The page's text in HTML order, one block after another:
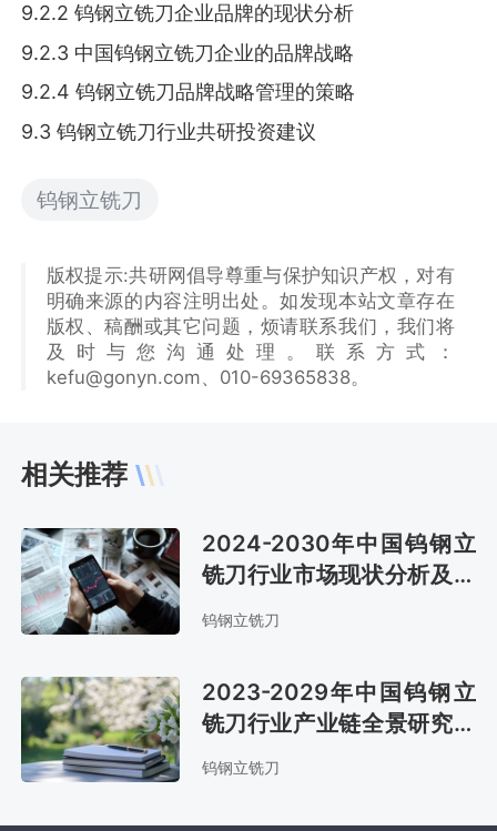
9.2.2 钨钢立铣刀企业品牌的现状分析
9.2.3 中国钨钢立铣刀企业的品牌战略
9.2.4 钨钢立铣刀品牌战略管理的策略
9.3 钨钢立铣刀行业共研投资建议
钨钢立铣刀
版权提示:共研网倡导尊重与保护知识产权，对有
明确来源的内容注明出处。如发现本站文章存在
版权、稿酬或其它问题，烦请联系我们，我们将
及时与您沟通处理。联系方式：
kefu@gonyn.com、010-69365838。
相关推荐
2024-2030年中国钨钢立
铣刀行业市场现状分析及市
场趋势预测报告
钨钢立铣刀
2023-2029年中国钨钢立
铣刀行业产业链全景研究及
市场趋势预测报告
钨钢立铣刀